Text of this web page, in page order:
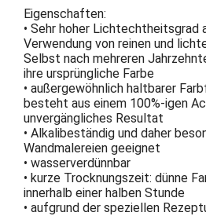
Eigenschaften:
• Sehr hoher Lichtechtheitsgrad
Verwendung von reinen und
Selbst nach mehreren
ihre ursprüngliche Farbe
• außergewöhnlich haltbarer
besteht aus einem 100%-igen
unvergängliches Resultat
• Alkalibeständig und daher
Wandmalereien geeignet
• wasserverdünnbar
• kurze Trocknungszeit: dünne
innerhalb einer halben Stunde
• aufgrund der speziellen